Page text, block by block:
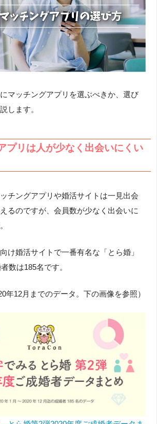
マッチングアプリを選ぶべきか、選び
します。
プリは人が少なく出会いにくい
チングアプリや婚活サイトは一見出会
るのですが、会員数が少なく出会いに
け婚活サイトで一番有名な「とら婚」
数は185名です。
年12月までのデータ。下の画像を参照）